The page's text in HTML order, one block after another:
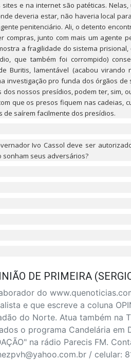
e na internet são patéticas.
deveria estar, não haveria local
penitenciário. Ali, o detento
compras, junto com mais um agente
a fragilidade do sistema
que também foi corrompido)
Buritis, lamentável (acabou virando
investigação pro funda dos órgãos
nossos presídios, podem ter, sim,
que os presos fiquem nas cadeias,
de saírem facilmente dos presídios.
Ivo Cassol deve ser
sonham seus adversários?
DE PRIMEIRA
do
e que escreve a coluna
do Norte. Atua também na
o programa Candelária em
na rádio Parecis FM.
/ celular: